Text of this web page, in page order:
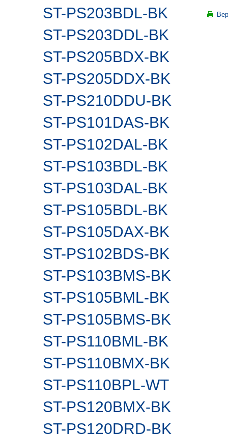
ST-PS203BDL-BK
ST-PS203DDL-BK
ST-PS205BDX-BK
ST-PS205DDX-BK
ST-PS210DDU-BK
ST-PS101DAS-BK
ST-PS102DAL-BK
ST-PS103BDL-BK
ST-PS103DAL-BK
ST-PS105BDL-BK
ST-PS105DAX-BK
ST-PS102BDS-BK
ST-PS103BMS-BK
ST-PS105BML-BK
ST-PS105BMS-BK
ST-PS110BML-BK
ST-PS110BMX-BK
ST-PS110BPL-WT
ST-PS120BMX-BK
ST-PS120DRD-BK